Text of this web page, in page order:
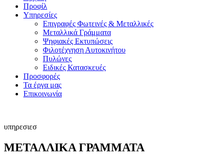
Προφίλ
Υπηρεσίες
Επιγραφές Φωτεινές & Μεταλλικές
Μεταλλικά Γράμματα
Ψηφιακές Εκτυπώσεις
Φιλοτέχνηση Αυτοκινήτου
Πυλώνες
Ειδικές Κατασκευές
Προσφορές
Τα έργα μας
Επικοινωνία
υπηρεσιεσ
ΜΕΤΑΛΛΙΚΑ ΓΡΑΜΜΑΤΑ